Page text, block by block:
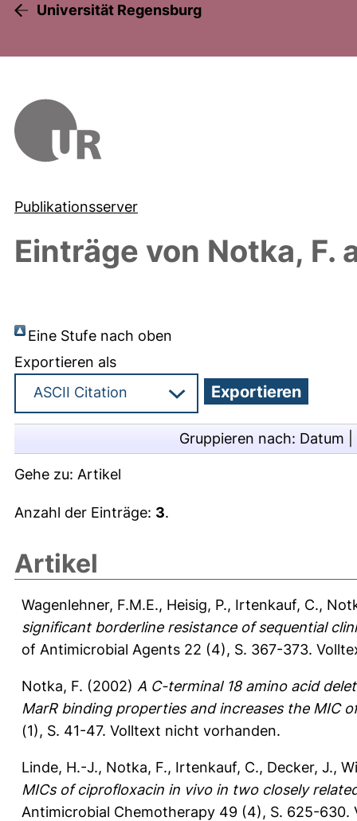
Universität Regensburg
Publikationsserver
Einträge von Notka, F.
Eine Stufe nach oben
Exportieren als
Gruppieren nach: Datum
Gehe zu: Artikel
Anzahl der Einträge: 3.
Artikel
Wagenlehner, F.M.E., Heisig, P., Irtenkauf, C.,
significant borderline resistance of sequential
of Antimicrobial Agents 22 (4), S. 367-373.
Notka, F. (2002) A C-terminal 18 amino acid
MarR binding properties and increases the MIC
(1), S. 41-47. Volltext nicht vorhanden.
Linde, H.-J., Notka, F., Irtenkauf, C., Decker, J.,
MICs of ciprofloxacin in vivo in two closely
Antimicrobial Chemotherapy 49 (4), S. 625-630.